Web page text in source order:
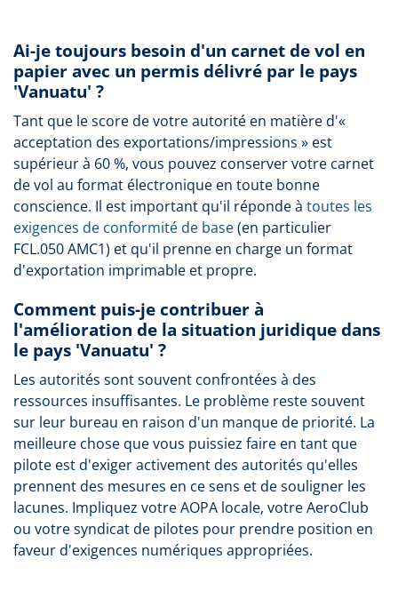
Ai-je toujours besoin d'un carnet de vol en
papier avec un permis délivré par le pays
'Vanuatu' ?
Tant que le score de votre autorité en matière d'«
acceptation des exportations/impressions » est
supérieur à 60 %, vous pouvez conserver votre carnet
de vol au format électronique en toute bonne
conscience. Il est important qu'il réponde à toutes les
exigences de conformité de base(en particulier
FCL.050 AMC1) et qu'il prenne en charge un format
d'exportation imprimable et propre.
Comment puis-je contribuer à
l'amélioration de la situation juridique dans
le pays 'Vanuatu' ?
Les autorités sont souvent confrontées à des
ressources insuffisantes. Le problème reste souvent
sur leur bureau en raison d'un manque de priorité. La
meilleure chose que vous puissiez faire en tant que
pilote est d'exiger activement des autorités qu'elles
prennent des mesures en ce sens et de souligner les
lacunes. Impliquez votre AOPA locale, votre AeroClub
ou votre syndicat de pilotes pour prendre position en
faveur d'exigences numériques appropriées.